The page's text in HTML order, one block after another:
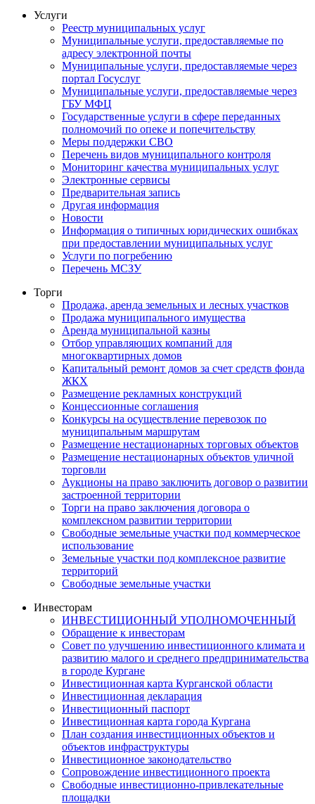
Услуги
Реестр муниципальных услуг
Муниципальные услуги, предоставляемые по
адресу электронной почты
Муниципальные услуги, предоставляемые через
портал Госуслуг
Муниципальные услуги, предоставляемые через
ГБУ МФЦ
Государственные услуги в сфере переданных
полномочий по опеке и попечительству
Меры поддержки СВО
Перечень видов муниципального контроля
Мониторинг качества муниципальных услуг
Электронные сервисы
Предварительная запись
Другая информация
Новости
Информация о типичных юридических ошибках
при предоставлении муниципальных услуг
Услуги по погребению
Перечень МСЗУ
Торги
Продажа, аренда земельных и лесных участков
Продажа муниципального имущества
Аренда муниципальной казны
Отбор управляющих компаний для
многоквартирных домов
Капитальный ремонт домов за счет средств фонда
ЖКХ
Размещение рекламных конструкций
Концессионные соглашения
Конкурсы на осуществление перевозок по
муниципальным маршрутам
Размещение нестационарных торговых объектов
Размещение нестационарных объектов уличной
торговли
Аукционы на право заключить договор о развитии
застроенной территории
Торги на право заключения договора о
комплексном развитии территории
Свободные земельные участки под коммерческое
использование
Земельные участки под комплексное развитие
территорий
Свободные земельные участки
Инвесторам
ИНВЕСТИЦИОННЫЙ УПОЛНОМОЧЕННЫЙ
Обращение к инвесторам
Совет по улучшению инвестиционного климата и
развитию малого и среднего предпринимательства
в городе Кургане
Инвестиционная карта Курганской области
Инвестиционная декларация
Инвестиционный паспорт
Инвестиционная карта города Кургана
План создания инвестиционных объектов и
объектов инфраструктуры
Инвестиционное законодательство
Сопровождение инвестиционного проекта
Свободные инвестиционно-привлекательные
площадки